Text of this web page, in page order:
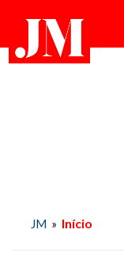
JM » Início